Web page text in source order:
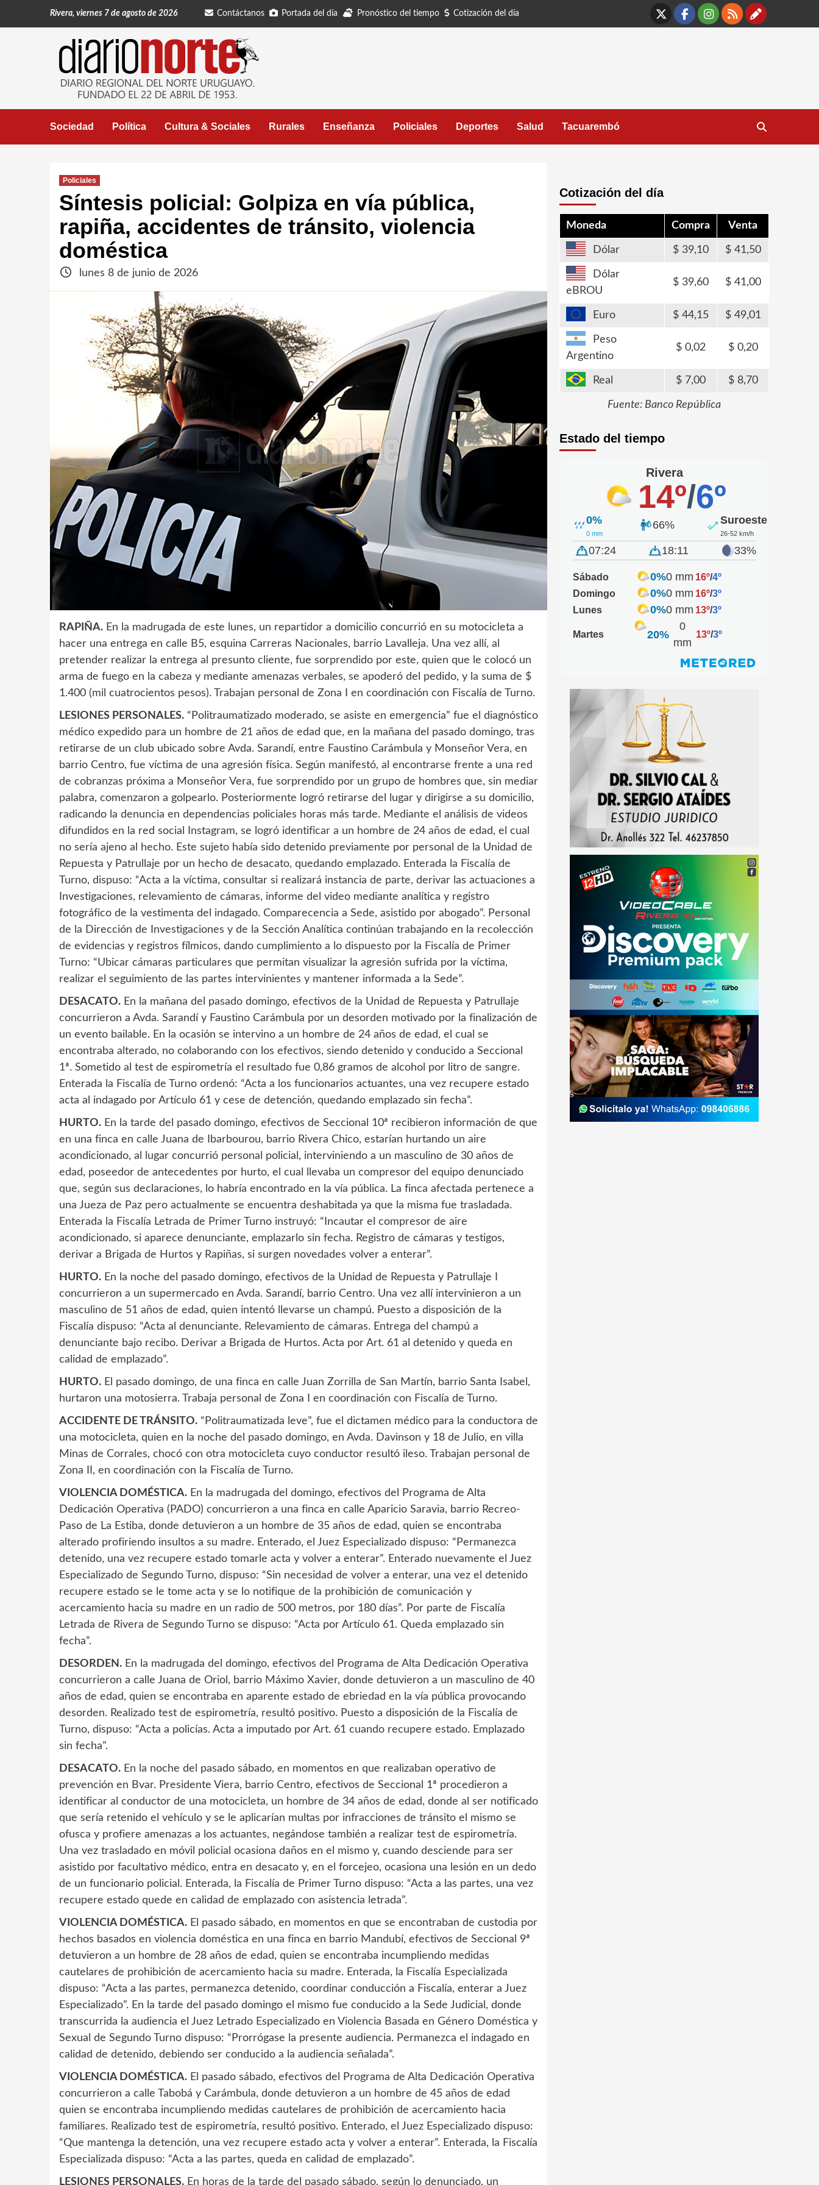
Rivera, viernes 7 de agosto de 2026 Contáctanos Portada del día Pronóstico del tiempo Cotización del día
X Facebook
Instagram
RSS
Sociedad Política Cultura & Sociales Rurales Enseñanza Policiales Deportes Salud Tacuarembó
Policiales
Síntesis policial: Golpiza en vía pública,
rapiña, accidentes de tránsito, violencia
doméstica
lunes 8 de junio de 2026
RAPIÑA. En la madrugada de este lunes, un repartidor a domicilio concurrió en su motocicleta a
hacer una entrega en calle B5, esquina Carreras Nacionales, barrio Lavalleja. Una vez allí, al
pretender realizar la entrega al presunto cliente, fue sorprendido por este, quien que le colocó un
arma de fuego en la cabeza y mediante amenazas verbales, se apoderó del pedido, y la suma de $
1.400 (mil cuatrocientos pesos). Trabajan personal de Zona I en coordinación con Fiscalía de Turno.
LESIONES PERSONALES. “Politraumatizado moderado, se asiste en emergencia” fue el diagnóstico
médico expedido para un hombre de 21 años de edad que, en la mañana del pasado domingo, tras
retirarse de un club ubicado sobre Avda. Sarandí, entre Faustino Carámbula y Monseñor Vera, en
barrio Centro, fue víctima de una agresión física. Según manifestó, al encontrarse frente a una red
de cobranzas próxima a Monseñor Vera, fue sorprendido por un grupo de hombres que, sin mediar
palabra, comenzaron a golpearlo. Posteriormente logró retirarse del lugar y dirigirse a su domicilio,
radicando la denuncia en dependencias policiales horas más tarde. Mediante el análisis de videos
difundidos en la red social Instagram, se logró identificar a un hombre de 24 años de edad, el cual
no sería ajeno al hecho. Este sujeto había sido detenido previamente por personal de la Unidad de
Repuesta y Patrullaje por un hecho de desacato, quedando emplazado. Enterada la Fiscalía de
Turno, dispuso: “Acta a la víctima, consultar si realizará instancia de parte, derivar las actuaciones a
Investigaciones, relevamiento de cámaras, informe del video mediante analítica y registro
fotográfico de la vestimenta del indagado. Comparecencia a Sede, asistido por abogado”. Personal
de la Dirección de Investigaciones y de la Sección Analítica continúan trabajando en la recolección
de evidencias y registros fílmicos, dando cumplimiento a lo dispuesto por la Fiscalía de Primer
Turno: “Ubicar cámaras particulares que permitan visualizar la agresión sufrida por la víctima,
realizar el seguimiento de las partes intervinientes y mantener informada a la Sede”.
DESACATO. En la mañana del pasado domingo, efectivos de la Unidad de Repuesta y Patrullaje
concurrieron a Avda. Sarandí y Faustino Carámbula por un desorden motivado por la finalización de
un evento bailable. En la ocasión se intervino a un hombre de 24 años de edad, el cual se
encontraba alterado, no colaborando con los efectivos, siendo detenido y conducido a Seccional
1ª. Sometido al test de espirometría el resultado fue 0,86 gramos de alcohol por litro de sangre.
Enterada la Fiscalía de Turno ordenó: “Acta a los funcionarios actuantes, una vez recupere estado
acta al indagado por Artículo 61 y cese de detención, quedando emplazado sin fecha”.
HURTO. En la tarde del pasado domingo, efectivos de Seccional 10ª recibieron información de que
en una finca en calle Juana de Ibarbourou, barrio Rivera Chico, estarían hurtando un aire
acondicionado, al lugar concurrió personal policial, interviniendo a un masculino de 30 años de
edad, poseedor de antecedentes por hurto, el cual llevaba un compresor del equipo denunciado
que, según sus declaraciones, lo habría encontrado en la vía pública. La finca afectada pertenece a
una Jueza de Paz pero actualmente se encuentra deshabitada ya que la misma fue trasladada.
Enterada la Fiscalía Letrada de Primer Turno instruyó: “Incautar el compresor de aire
acondicionado, si aparece denunciante, emplazarlo sin fecha. Registro de cámaras y testigos,
derivar a Brigada de Hurtos y Rapiñas, si surgen novedades volver a enterar”.
HURTO. En la noche del pasado domingo, efectivos de la Unidad de Repuesta y Patrullaje I
concurrieron a un supermercado en Avda. Sarandí, barrio Centro. Una vez allí intervinieron a un
masculino de 51 años de edad, quien intentó llevarse un champú. Puesto a disposición de la
Fiscalía dispuso: “Acta al denunciante. Relevamiento de cámaras. Entrega del champú a
denunciante bajo recibo. Derivar a Brigada de Hurtos. Acta por Art. 61 al detenido y queda en
calidad de emplazado”.
HURTO. El pasado domingo, de una finca en calle Juan Zorrilla de San Martín, barrio Santa Isabel,
hurtaron una motosierra. Trabaja personal de Zona I en coordinación con Fiscalía de Turno.
ACCIDENTE DE TRÁNSITO. “Politraumatizada leve”, fue el dictamen médico para la conductora de
una motocicleta, quien en la noche del pasado domingo, en Avda. Davinson y 18 de Julio, en villa
Minas de Corrales, chocó con otra motocicleta cuyo conductor resultó ileso. Trabajan personal de
Zona II, en coordinación con la Fiscalía de Turno.
VIOLENCIA DOMÉSTICA. En la madrugada del domingo, efectivos del Programa de Alta
Dedicación Operativa (PADO) concurrieron a una finca en calle Aparicio Saravia, barrio Recreo-
Paso de La Estiba, donde detuvieron a un hombre de 35 años de edad, quien se encontraba
alterado profiriendo insultos a su madre. Enterado, el Juez Especializado dispuso: “Permanezca
detenido, una vez recupere estado tomarle acta y volver a enterar”. Enterado nuevamente el Juez
Especializado de Segundo Turno, dispuso: “Sin necesidad de volver a enterar, una vez el detenido
recupere estado se le tome acta y se lo notifique de la prohibición de comunicación y
acercamiento hacia su madre en un radio de 500 metros, por 180 días”. Por parte de Fiscalía
Letrada de Rivera de Segundo Turno se dispuso: “Acta por Artículo 61. Queda emplazado sin
fecha”.
DESORDEN. En la madrugada del domingo, efectivos del Programa de Alta Dedicación Operativa
concurrieron a calle Juana de Oriol, barrio Máximo Xavier, donde detuvieron a un masculino de 40
años de edad, quien se encontraba en aparente estado de ebriedad en la vía pública provocando
desorden. Realizado test de espirometría, resultó positivo. Puesto a disposición de la Fiscalía de
Turno, dispuso: “Acta a policías. Acta a imputado por Art. 61 cuando recupere estado. Emplazado
sin fecha”.
DESACATO. En la noche del pasado sábado, en momentos en que realizaban operativo de
prevención en Bvar. Presidente Viera, barrio Centro, efectivos de Seccional 1ª procedieron a
identificar al conductor de una motocicleta, un hombre de 34 años de edad, donde al ser notificado
que sería retenido el vehículo y se le aplicarían multas por infracciones de tránsito el mismo se
ofusca y profiere amenazas a los actuantes, negándose también a realizar test de espirometría.
Una vez trasladado en móvil policial ocasiona daños en el mismo y, cuando desciende para ser
asistido por facultativo médico, entra en desacato y, en el forcejeo, ocasiona una lesión en un dedo
de un funcionario policial. Enterada, la Fiscalía de Primer Turno dispuso: “Acta a las partes, una vez
recupere estado quede en calidad de emplazado con asistencia letrada”.
VIOLENCIA DOMÉSTICA. El pasado sábado, en momentos en que se encontraban de custodia por
hechos basados en violencia doméstica en una finca en barrio Mandubí, efectivos de Seccional 9ª
detuvieron a un hombre de 28 años de edad, quien se encontraba incumpliendo medidas
cautelares de prohibición de acercamiento hacia su madre. Enterada, la Fiscalía Especializada
dispuso: “Acta a las partes, permanezca detenido, coordinar conducción a Fiscalía, enterar a Juez
Especializado”. En la tarde del pasado domingo el mismo fue conducido a la Sede Judicial, donde
transcurrida la audiencia el Juez Letrado Especializado en Violencia Basada en Género Doméstica y
Sexual de Segundo Turno dispuso: “Prorrógase la presente audiencia. Permanezca el indagado en
calidad de detenido, debiendo ser conducido a la audiencia señalada”.
VIOLENCIA DOMÉSTICA. El pasado sábado, efectivos del Programa de Alta Dedicación Operativa
concurrieron a calle Tabobá y Carámbula, donde detuvieron a un hombre de 45 años de edad
quien se encontraba incumpliendo medidas cautelares de prohibición de acercamiento hacia
familiares. Realizado test de espirometría, resultó positivo. Enterado, el Juez Especializado dispuso:
“Que mantenga la detención, una vez recupere estado acta y volver a enterar”. Enterada, la Fiscalía
Especializada dispuso: “Acta a las partes, queda en calidad de emplazado”.
LESIONES PERSONALES. En horas de la tarde del pasado sábado, según lo denunciado, un
Cotización del día
Moneda Compra Venta
Dólar 39,10 41,50
Dólar
eBROU
39,60 41,00
Euro 44,15 49,01
Peso
Argentino
0,02 0,20
Real 7,00 8,70
Fuente: Banco República
Estado del tiempo
Rivera
14º/6º
0%
0 mm
66% Suroeste
26-52 km/h
07:24 18:11 33%
Sábado 0%0 mm 16º/4º
Domingo
0%0 mm 16º/3º
Lunes
0%0 mm 13º/3º
Martes 20%
0
mm
13º/3º